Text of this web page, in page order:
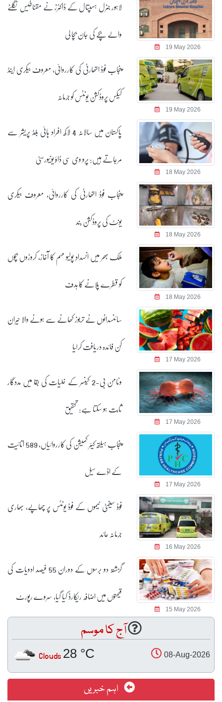
19 May 2026
لاہور جنرل ہسپتال کے ڈاکٹرز نے مقناطیس نگلنے
والے بچے کی جان بچا لی
19 May 2026
پنجاب فوڈ اتھارٹی کی کارروائی، معروف بیکری اینڈ
کیکس پروڈکشن یونٹس کو جرمانہ
18 May 2026
پاکستان میں سالانہ 4 لاکھ افراد ہائی بلڈ پریشر سے
مرجاتے ہیں: پرو وی سی ڈاؤ یونیورسٹی
18 May 2026
پنجاب فوڈ اتھارٹی کی کارروائی، معروف بیکری
یونٹ کی پروڈکشن بند
18 May 2026
ملک بھر میں انسدادِ پولیو مہم کا آغاز، کروڑوں بچوں
کو قطرے پلانے کا ہدف
17 May 2026
سائنسدانوں نے تربوز کھانے سے ہونے والا حیران
کن فائدہ دریافت کرلیا
17 May 2026
وٹامن بی-2 کینسر کے خلیات کی بقا میں مددگار
ثابت ہو سکتا ہے: تحقیق
17 May 2026
پنجاب ہیلتھ کیئر کمیشن کی کارروائیاں، 589 اتائیت
کے اڈے سیل
16 May 2026
فوڈ سیفٹی ٹیموں کے فوڈ یونٹس پر چھاپے، بھاری
جرمانہ عائد
15 May 2026
گزشتہ دو برسوں کے دوران 55 فیصد ادویات کی
قیمتوں میں اضافہ ریکارڈ کیا گیا، سروے رپورٹ
آج کا موسم
08-Aug-2026
28 °C
Clouds
اہم خبریں